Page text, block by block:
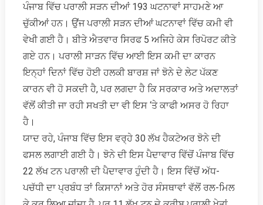
ਪੰਜਾਬ ਵਿੱਚ ਪਰਾਲੀ ਸੜਨ ਦੀਆਂ 193 ਘਟਨਾਵਾਂ ਸਾਹਮਣੇ ਆ
ਚੁੱਕੀਆਂ ਹਨ। ਉਂਜ ਪਰਾਲੀ ਸੜਨ ਦੀਆਂ ਘਟਨਾਵਾਂ ਵਿੱਚ ਕਮੀ ਵੀ
ਵੇਖੀ ਗਈ ਹੈ। ਬੀਤੇ ਐਤਵਾਰ ਸਿਰਫ 5 ਅਜਿਹੇ ਕੇਸ ਰਿਪੋਰਟ ਕੀਤੇ
ਗਏ ਹਨ। ਪਰਾਲੀ ਸਾੜਨ ਵਿੱਚ ਆਈ ਇਸ ਕਮੀ ਦਾ ਕਾਰਨ
ਇਨ੍ਹਾਂ ਦਿਨਾਂ ਵਿੱਚ ਹੋਈ ਹਲਕੀ ਬਾਰਸ਼ ਜਾਂ ਝੋਨੇ ਦੇ ਲੇਟ ਪੱਕਣ
ਕਾਰਨ ਵੀ ਹੋ ਸਕਦੀ ਹੈ, ਪਰ ਲਗਦਾ ਹੈ ਕਿ ਸਰਕਾਰ ਅਤੇ ਅਦਾਲਤਾਂ
ਵੱਲੋਂ ਕੀਤੀ ਜਾ ਰਹੀ ਸਖਤੀ ਦਾ ਵੀ ਇਸ ‘ਤੇ ਕਾਫੀ ਅਸਰ ਹੋ ਰਿਹਾ
ਹੈ।
ਯਾਦ ਰਹੇ, ਪੰਜਾਬ ਵਿੱਚ ਇਸ ਵਰ੍ਹੇ 30 ਲੱਖ ਹੈਕਟੇਅਰ ਝੋਨੇ ਦੀ
ਫਸਲ ਲਗਾਈ ਗਈ ਹੈ। ਝੋਨੇ ਦੀ ਇਸ ਪੈਦਾਵਾਰ ਵਿੱਚੋਂ ਪੰਜਾਬ ਵਿੱਚ
22 ਲੱਖ ਟਨ ਪਰਾਲੀ ਦੀ ਪੈਦਾਵਾਰ ਹੁੰਦੀ ਹੈ। ਇਸ ਵਿੱਚੋਂ ਅੱਧ-
ਪਚੱਧੀ ਦਾ ਪ੍ਰਬੰਧ ਤਾਂ ਕਿਸਾਨਾਂ ਅਤੇ ਹੋਰ ਸੰਸਥਾਵਾਂ ਵੱਲੋਂ ਰਲ-ਮਿਲ